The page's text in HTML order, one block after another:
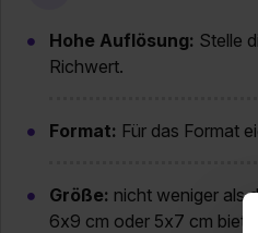
Hohe Auflösung: Stelle
Richwert.
Format: Für das Format
Größe: nicht weniger als
6x9 cm oder 5x7 cm